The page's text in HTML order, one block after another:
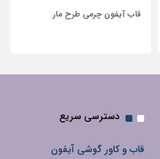
قاب آیفون شفاف با پاپیون
دسترسی سریع
قاب و کاور گوشی آیفون